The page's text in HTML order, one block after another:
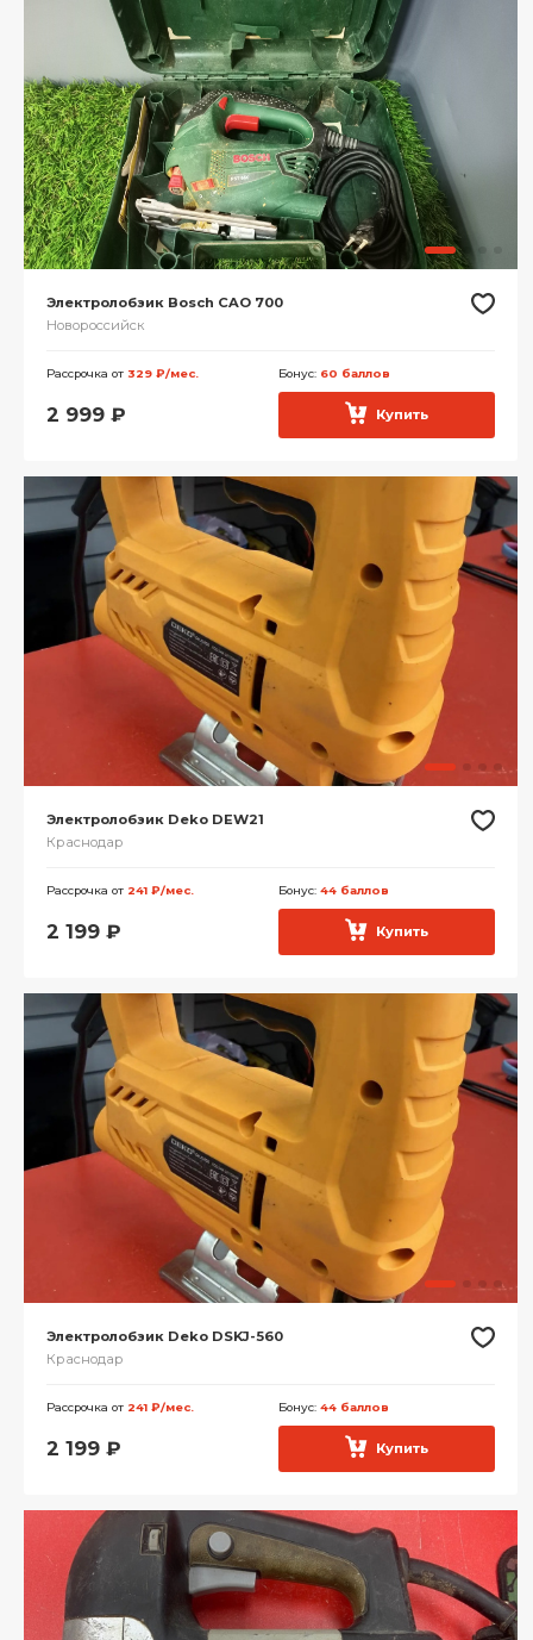
Электролобзик Bosch CAO 700
Новороссийск
Рассрочка от 329 ₽/мес. Бонус: 60 баллов
2 999 ₽ Купить
Электролобзик Deko DEW21
Краснодар
Рассрочка от 241 ₽/мес. Бонус: 44 баллов
2 199 ₽ Купить
Электролобзик Deko DSKJ-560
Краснодар
Рассрочка от 241 ₽/мес. Бонус: 44 баллов
2 199 ₽ Купить